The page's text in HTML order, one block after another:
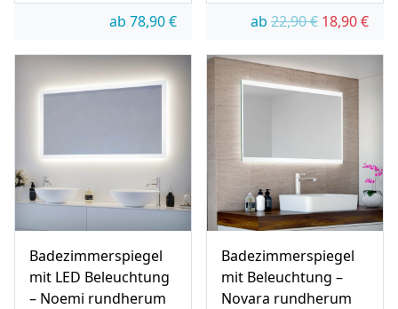
ab 78,90€ ab 22,90€ 18,90€
Badezimmerspiegel
mit LED Beleuchtung
– Noemi rundherum
Badezimmerspiegel
mit Beleuchtung –
Novara rundherum